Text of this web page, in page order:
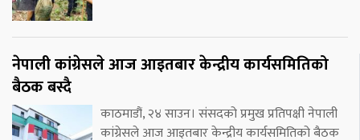
नेपाली कांग्रेसले आज आइतबार केन्द्रीय कार्यसमितिको
बैठक बस्दै
काठमाडौं, २४ साउन। संसदको प्रमुख प्रतिपक्षी नेपाली
कांग्रेसले आज आइतबार केन्द्रीय कार्यसमितिको बैठक